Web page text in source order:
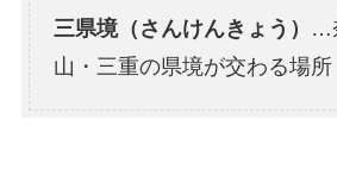
三県境（さんけんきょう）
…
山・三重の県境が交わる場所